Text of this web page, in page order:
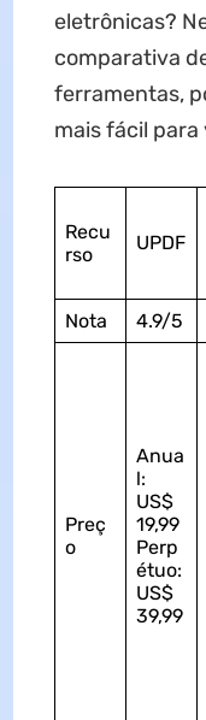
eletrônicas?
comparativa
ferramentas,
mais fácil para
Recu
rso
UPDF
Nota 4.9/5
Preç
o
Anua
l:
US$
19,99
Perp
étuo:
US$
39,99